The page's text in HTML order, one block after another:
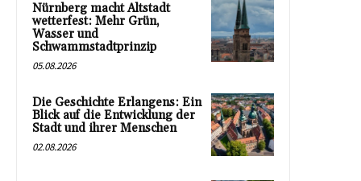
Nürnberg macht Altstadt
wetterfest: Mehr Grün,
Wasser und
Schwammstadtprinzip
05.08.2026
Die Geschichte Erlangens: Ein
Blick auf die Entwicklung der
Stadt und ihrer Menschen
02.08.2026